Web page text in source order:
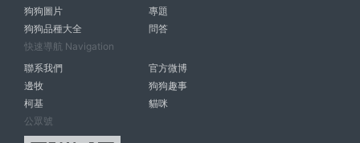
狗狗圖片
專題
狗狗品種大全
問答
快速導航 Navigation
聯系我們
官方微博
邊牧
狗狗趣事
柯基
貓咪
公眾號